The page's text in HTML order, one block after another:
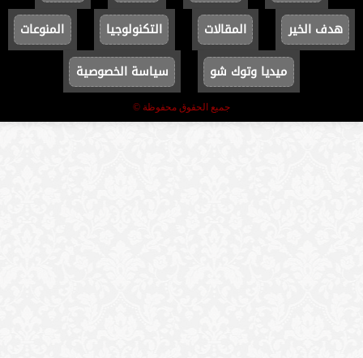
هدف الخير
المقالات التكنولوجيا
المنوعات
ميديا وتوك شو
سياسة الخصوصية
جميع الحقوق محفوظة ©